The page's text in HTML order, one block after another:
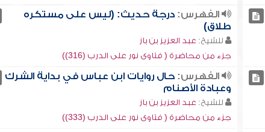
الفهرس: درجة حديث: (ليس على مستكره
طلاق)
للشيخ: عبد العزيز بن باز
جزء من محاضرة ( فتاوى نور على الدرب (316))
الفهرس: حال روايات ابن عباس في بداية الشرك
وعبادة الأصنام
للشيخ: عبد العزيز بن باز
جزء من محاضرة ( فتاوى نور على الدرب (333))